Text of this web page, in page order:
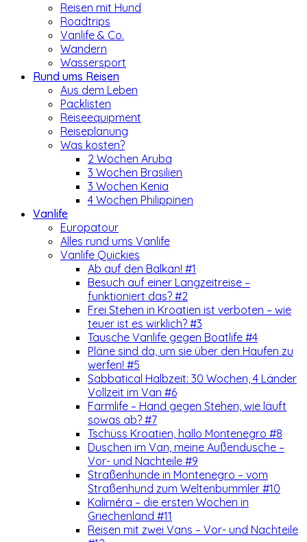
Reisen mit Hund
Roadtrips
Vanlife & Co.
Wandern
Wassersport
Rund ums Reisen
Aus dem Leben
Packlisten
Reiseequipment
Reiseplanung
Was kosten?
2 Wochen Aruba
3 Wochen Brasilien
3 Wochen Kenia
4 Wochen Philippinen
Vanlife
Europatour
Alles rund ums Vanlife
Vanlife Quickies
Ab auf den Balkan! #1
Besuch auf einer Langzeitreise –
funktioniert das? #2
Frei Stehen in Kroatien ist verboten – wie
teuer ist es wirklich? #3
Tausche Vanlife gegen Boatlife #4
Pläne sind da, um sie über den Haufen zu
werfen! #5
Sabbatical Halbzeit: 30 Wochen, 4 Länder
Vollzeit im Van #6
Farmlife – Hand gegen Stehen, wie läuft
sowas ab? #7
Tschüss Kroatien, hallo Montenegro #8
Duschen im Van, meine Außendusche –
Vor- und Nachteile #9
Straßenhunde in Montenegro – vom
Straßenhund zum Weltenbummler #10
Kaliméra – die ersten Wochen in
Griechenland #11
Reisen mit zwei Vans – Vor- und Nachteile